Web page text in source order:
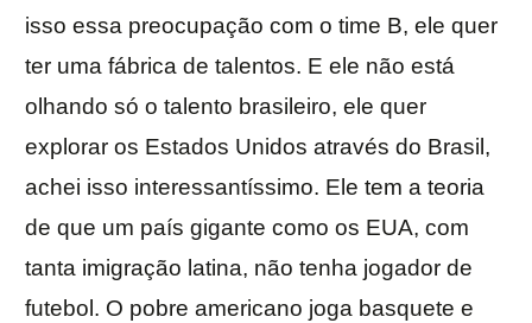
isso essa preocupação com o time B, ele quer
ter uma fábrica de talentos. E ele não está
olhando só o talento brasileiro, ele quer
explorar os Estados Unidos através do Brasil,
achei isso interessantíssimo. Ele tem a teoria
de que um país gigante como os EUA, com
tanta imigração latina, não tenha jogador de
futebol. O pobre americano joga basquete e